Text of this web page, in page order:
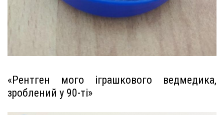
«Рентген мого іграшкового ведмедика,
зроблений у 90-ті»